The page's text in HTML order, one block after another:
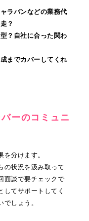
ラバンなどの業務代
？
？自社に合った関わ
までカバーしてくれ
ーのコミュニ
分けます。
の状況を汲み取って
面談で要チェックで
してサポートしてく
しょう。